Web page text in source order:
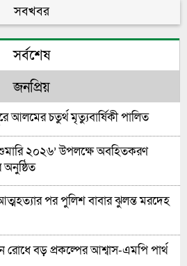
মহিলা কলেজের এইচএসসি বাংলা
বিভ্রান্তির অবসান
পথচলায় নীরব যোদ্ধাদের প্রাপ্য স্বীকৃত
বাস্তবায়ন না হলে ক্ষমতায় যারা আসবে
হাসিনা’ হয়ে উঠবে: গোলাম পরোয়ার
নিয়োগে স্বচ্ছতা চায় সচেতন মহল”-
আলম
দখলকে কেন্দ্র করে গুলিবিদ্ধ-১
মাঝে করিম-বানু ফাউন্ডেশনের
খাবার বিতরণ
সবখবর
সর্বশেষ
জনপ্রিয়
আলমের চতুর্থ মৃত্যুবার্ষিকী পালিত
২০২৬’ উপলক্ষে অবহিতকরণ
অনুষ্ঠিত
পর পুলিশ বাবার ঝুলন্ত মরদেহ
রোধে বড় প্রকল্পের আশ্বাস-এমপি পার্থ